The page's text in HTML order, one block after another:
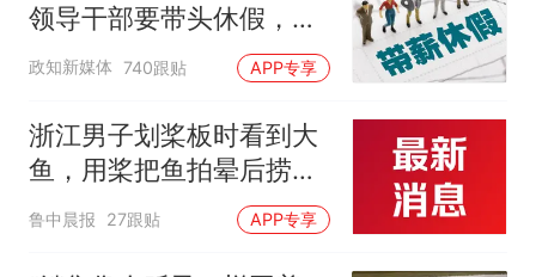
领导干部要带头休假，推
动全员应休尽休、休满休
足，对纸面休假、弄虚作
假的机关事业单位进行约
谈通报、限期整改
政知新媒体 740跟贴 APP专享
浙江男子划桨板时看到大
鱼，用桨把鱼拍晕后捞
起；当事人：鱼重7斤6
两，做成红烧辣子鱼块，
鲁中晨报 27跟贴 APP专享